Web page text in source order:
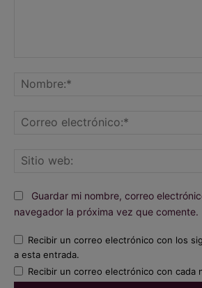
Guardar mi nombre, correo
navegador la próxima vez que comente.
Recibir un correo electrónico con los
a esta entrada.
Recibir un correo electrónico con cada